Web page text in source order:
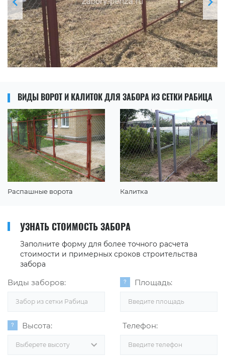
ВИДЫ ВОРОТ И КАЛИТОК ДЛЯ ЗАБОРА ИЗ СЕТКИ РАБИЦА
Распашные ворота Калитка
УЗНАТЬ СТОИМОСТЬ ЗАБОРА
Заполните форму для более точного расчета
стоимости и примерных сроков строительства
забора
Виды заборов:
Забор из сетки Рабица
Площадь:
Высота:
Выберете высоту
Телефон: